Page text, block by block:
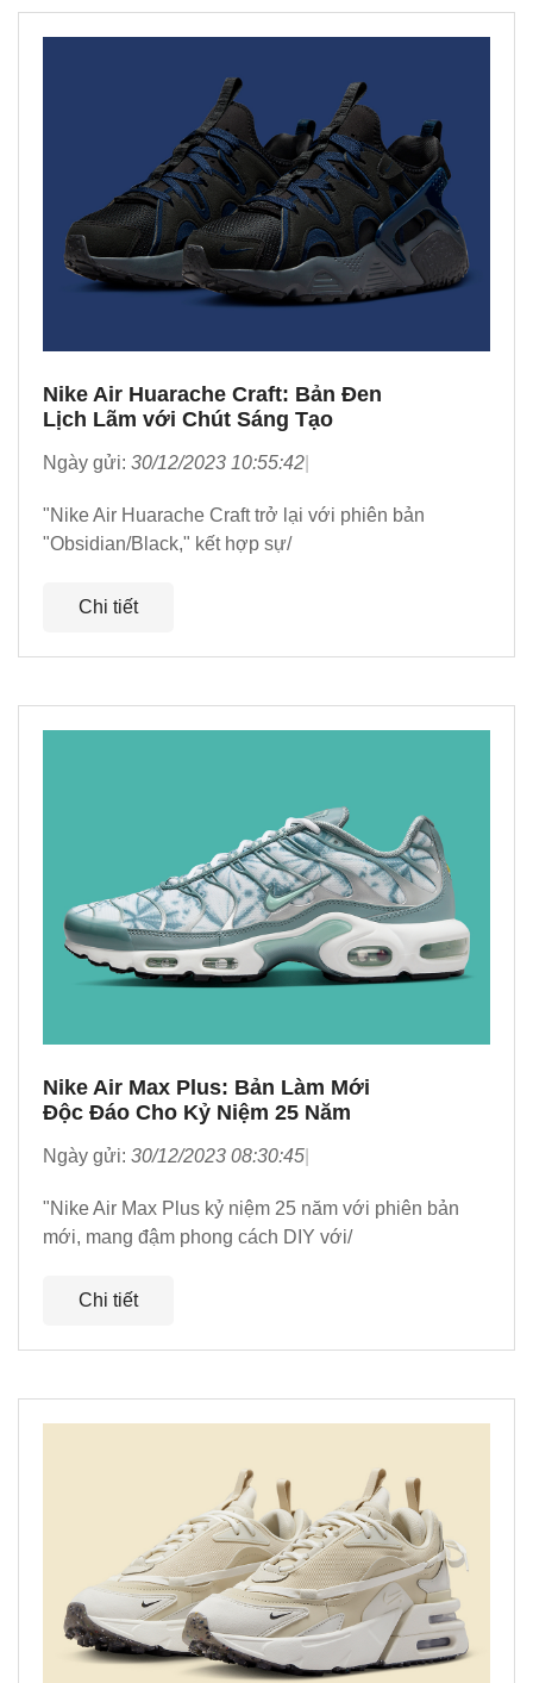
Nike Air Huarache Craft: Bản Đen
Lịch Lãm với Chút Sáng Tạo
Ngày gửi: 30/12/2023 10:55:42
"Nike Air Huarache Craft trở lại với phiên bản
"Obsidian/Black," kết hợp sự/
Chi tiết
Nike Air Max Plus: Bản Làm Mới
Độc Đáo Cho Kỷ Niệm 25 Năm
Ngày gửi: 30/12/2023 08:30:45
"Nike Air Max Plus kỷ niệm 25 năm với phiên bản
mới, mang đậm phong cách DIY với/
Chi tiết